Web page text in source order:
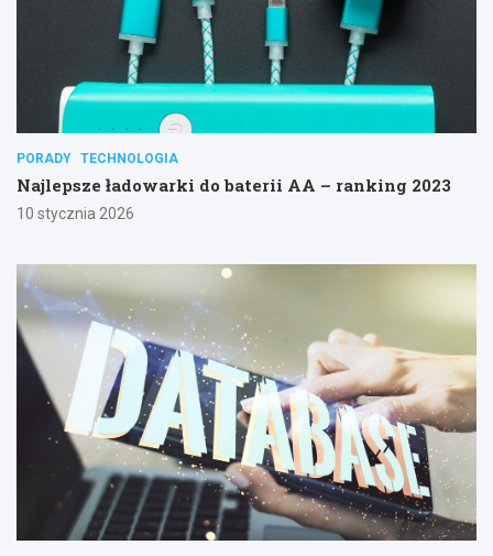
PORADY TECHNOLOGIA
Najlepsze ładowarki do baterii AA – ranking 2023
10 stycznia 2026